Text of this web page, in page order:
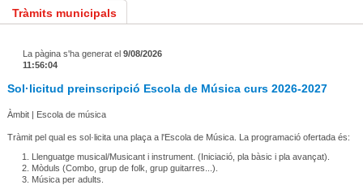
Tràmits municipals
La pàgina s'ha generat el 9/08/2026
11:56:04
Sol·licitud preinscripció Escola de Música curs 2026-2027
Àmbit | Escola de música
Tràmit pel qual es sol·licita una plaça a l'Escola de Música. La programació ofertada és:
Llenguatge musical/Musicant i instrument. (Iniciació, pla bàsic i pla avançat).
Mòduls (Combo, grup de folk, grup guitarres...).
Música per adults.